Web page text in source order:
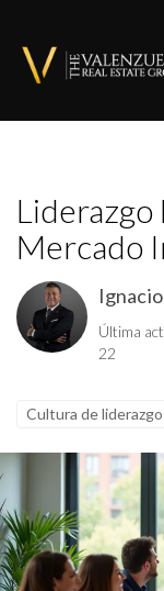
Liderazgo
Mercado
Última
22
Cultura de